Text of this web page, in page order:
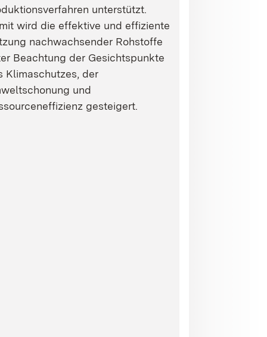
unterstützt.
wird die effektive und effiziente
nachwachsender Rohstoffe
Beachtung der Gesichtspunkte
Klimaschutzes, der
und
gesteigert.